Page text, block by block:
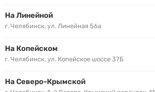
На Линейной
г. Челябинск, ул. Линейная 56а
На Копейском
г. Челябинск, ул. Копейское шоссе 37Б
На Северо-Крымской